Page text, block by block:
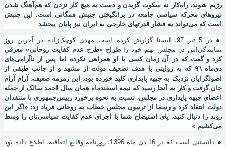
رﮊیم شوند، راهکار نه سکوت گزیدن و دست به هیچکار نزدن که هم آهنگ شدن
نیروهای محرکه سیاسی جامعه در برانگیختن جنبش همگانی است. این جنبش
است که میتواند به فشار قدرتهای خارجی به ایران نیز پایان ببخشد
● در 5 تیر 97، ایسنا گزارش کرده
است: مهدی کوچک‌زاده در آخرین روز
نمایندگی‌اش در مجلس نهم خود راطراح «طرح عدم کفایت روحانی» معرفی
کرد و گفت که در آن زمان کسی با او همراهی نکرده اما پس از ناآرامی‌های
دی‌ماه ٩٦ که به روایتی با هدف تضعیف دولت از مشهد و از جانب طیفی از
اصولگرایان نزدیک به جبهه پایداری کلید خورده بود، این زمزمه ضعیف، آرام ‌آرام
جان گرفت و کار به آنجا رسید که نیمه اسفندماه همان سال احمد سالک از جمله
اعضای جبهه پایداری در مجلس، نسبت به نحوه برخورد رییس‌جمهوری با منتقدان
دولت انتقاد کرد و رسما از تریبون مجلس خطاب به روحانی فریاد زد: «اگر این
روند را دنبال کنید، پای استیضاح شما با اجرای عدم کفایت سیاسی‌تان را وسط
میکشیم .»
●
دانستنی است که در 16 دی ماه 1396، روزنامه وقایع اتفاقیه، اطلاع داده بود